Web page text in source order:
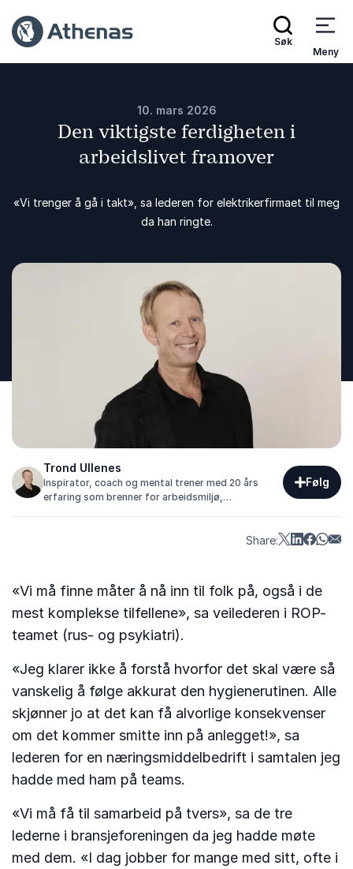
Søk
Meny
10. mars 2026
Den viktigste ferdigheten i
arbeidslivet framover
«Vi trenger å gå i takt», sa lederen for elektrikerfirmaet til meg
da han ringte.
Trond Ullenes
Inspirator, coach og mental trener med 20 års
erfaring som brenner for arbeidsmiljø,
Følg
Share:
«Vi må finne måter å nå inn til folk på, også i de
mest komplekse tilfellene», sa veilederen i ROP-
teamet (rus- og psykiatri).
«Jeg klarer ikke å forstå hvorfor det skal være så
vanskelig å følge akkurat den hygienerutinen. Alle
skjønner jo at det kan få alvorlige konsekvenser
om det kommer smitte inn på anlegget!», sa
lederen for en næringsmiddelbedrift i samtalen jeg
hadde med ham på teams.
«Vi må få til samarbeid på tvers», sa de tre
lederne i bransjeforeningen da jeg hadde møte
med dem. «I dag jobber for mange med sitt, ofte i